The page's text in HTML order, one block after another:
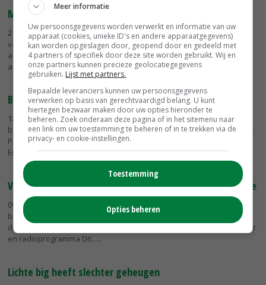
Met de neus in de boter
21-01-2019- Op 26 november werd ik gekozen als nieuwe voorzitter
van de Producenten Organisatie Varkenshouderij (POV). Voor het
aangaan van deze functie heb ik mezelf goed in de spiegel
aangekeken en...
Biggensterfte Europees regelen
12-01-2019- Wanneer de Nederlandse overheid de toomgrootte
begrenst, stelt dat de Nederlandse varkenshouderij op achterstand.
POV-voorzitter Linda Janssen is van mening dat biggensterfte
Europees moet...
Varkens in Nood stelt toomgrootte opnieuw ter discussie
09-01-2019
- Als het aan Varkens in Nood ligt, wordt de toomgrootte
begrensd. Dat zei Frederieke Schouten van de
dierenwelzijnsorganisatie dinsdag in televisieprogramma Nieuwsuur
en radioprogramma Dit...
Lichte big heeft slechter geheugen
Meer informatie
Uw persoonsgegevens worden verwerkt en informatie van uw
apparaat (cookies, unieke ID's en andere apparaatgegevens)
kan worden opgeslagen door, geopend door en gedeeld met
4 partners of specifiek door deze site worden gebruikt. Wij en
onze partners kunnen precieze geolocatiegegevens
gebruiken. Lijst met partners.
Bepaalde leveranciers kunnen uw persoonsgegevens
verwerken op basis van gerechtvaardigd belang. U kunt
hiertegen bezwaar maken door uw opties hieronder te
beheren. Zoek onderaan deze pagina of in het sitemenu naar
een link om uw toestemming te beheren of in te trekken via de
privacy- en cookie-instellingen.
Toestemming
Opties beheren